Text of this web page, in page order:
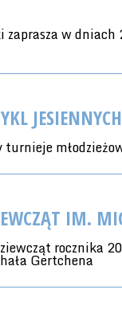
w
IM.
rocznika
Gertchena